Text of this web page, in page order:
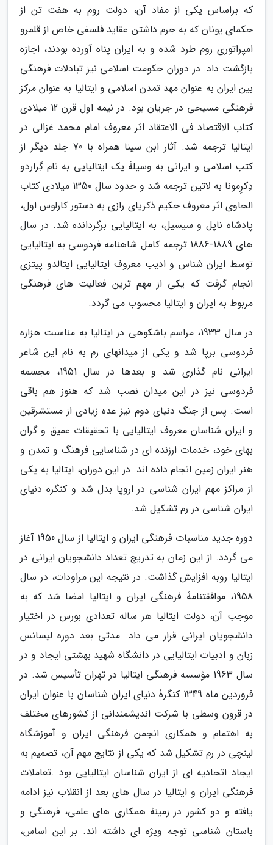
که براساس یکی از مفاد آن، دولت روم به هفت تن از
حکمای یونان که به جرم داشتن عقاید فلسفی خاص از قلمرو
امپراتوری روم طرد شده و به ایران پناه آورده بودند، اجازه
بازگشت داد. در دوران حکومت اسلامی نیز تبادلات فرهنگی
بین ایران به عنوان مهد تمدن اسلامی و ایتالیا به عنوان مرکز
فرهنگی مسیحی در جریان بود. در نیمه اول قرن 12 میلادی
کتاب الاقتصاد فی الاعتقاد اثر معروف امام محمد غزالی در
ایتالیا ترجمه شد. آثار ابن سینا همراه با 70 جلد دیگر از
کتب اسلامی و ایرانی به وسیلۀ یک ایتالیایی به نام گِراردو
دِکرِمونا به لاتین ترجمه شد و حدود سال 1350 میلادی کتاب
الحاوی اثر معروف حکیم ذکریای رازی به دستور کارلوس اول،
پادشاه ناپل و سیسیل، به ایتالیایی برگردانده شد. در سال
های 1889-1886 ترجمه کامل شاهنامه فردوسی به ایتالیایی
توسط ایران شناس و ادیب معروف ایتالیایی ایتالدو پیتزی
انجام گرفت که یکی از مهم ترین فعالیت های فرهنگی
مربوط به ایران و ایتالیا محسوب می گردد.
در سال 1933، مراسم باشکوهی در ایتالیا به مناسبت هزاره
فردوسی برپا شد و یکی از میدان­های رم به نام این شاعر
ایرانی نام گذاری شد و بعدها در سال 1951، مجسمه
فردوسی نیز در این میدان نصب شد که هنوز هم باقی
است. پس از جنگ دنیای دوم نیز عده زیادی از مستشرقین
و ایران شناسان معروف ایتالیایی با تحقیقات عمیق و گران
بهای خود، خدمات ارزنده ای در شناسایی فرهنگ و تمدن و
هنر ایران زمین انجام داده اند. در این دوران، ایتالیا به یکی
از مراکز مهم ایران شناسی در اروپا بدل شد و کنگره دنیای
ایران شناسی در رم تشکیل شد.
دوره جدید مناسبات فرهنگی ایران و ایتالیا از سال 1950 آغاز
می گردد. از این زمان به تدریج تعداد دانشجویان ایرانی در
ایتالیا روبه افزایش گذاشت. در نتیجه این مراودات، در سال
1958، موافقتنامۀ فرهنگی ایران و ایتالیا امضا شد که به
موجب آن، دولت ایتالیا هر ساله تعدادی بورس در اختیار
دانشجویان ایرانی قرار می داد. مدتی بعد دوره لیسانس
زبان و ادبیات ایتالیایی در دانشگاه شهید بهشتی ایجاد و در
سال 1963 مؤسسه فرهنگی ایتالیا در تهران تأسیس شد. در
فروردین ماه 1349 کنگرۀ دنیای ایران شناسان با عنوان ایران
در قرون وسطی با شرکت اندیشمندانی از کشورهای مختلف
به اهتمام و همکاری انجمن فرهنگی ایران و آموزشگاه
لینچی در رم تشکیل شد که یکی از نتایج مهم آن، تصمیم به
ایجاد اتحادیه ای از ایران شناسان ایتالیایی بود .تعاملات
فرهنگی ایران و ایتالیا در سال های بعد از انقلاب نیز ادامه
یافته و دو کشور در زمینۀ همکاری های علمی، فرهنگی و
باستان شناسی توجه ویژه ای داشته اند. بر این اساس،